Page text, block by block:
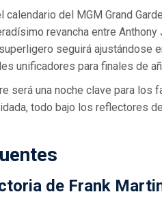
del MGM Grand
revancha entre
seguirá ajustándose
unificadores para finales de
será una noche clave para los
todo bajo los reflectores
de Frank